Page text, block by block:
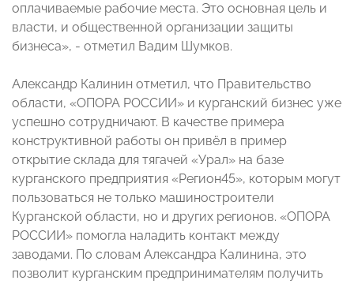
оплачиваемые рабочие места. Это основная цель и
власти, и общественной организации защиты
бизнеса», - отметил Вадим Шумков.
Александр Калинин отметил, что Правительство
области, «ОПОРА РОССИИ» и курганский бизнес уже
успешно сотрудничают. В качестве примера
конструктивной работы он привёл в пример
открытие склада для тягачей «Урал» на базе
курганского предприятия «Регион45», которым могут
пользоваться не только машиностроители
Курганской области, но и других регионов. «ОПОРА
РОССИИ» помогла наладить контакт между
заводами. По словам Александра Калинина, это
позволит курганским предпринимателям получить